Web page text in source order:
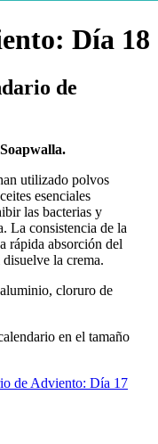
Día 18
de
Soapwalla.
utilizado polvos
esenciales
las bacterias y
La consistencia de la
rápida absorción del
la crema.
cloruro de
en el tamaño
de Adviento: Día 17